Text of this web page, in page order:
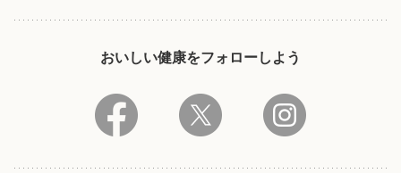
おいしい健康をフォローしよう